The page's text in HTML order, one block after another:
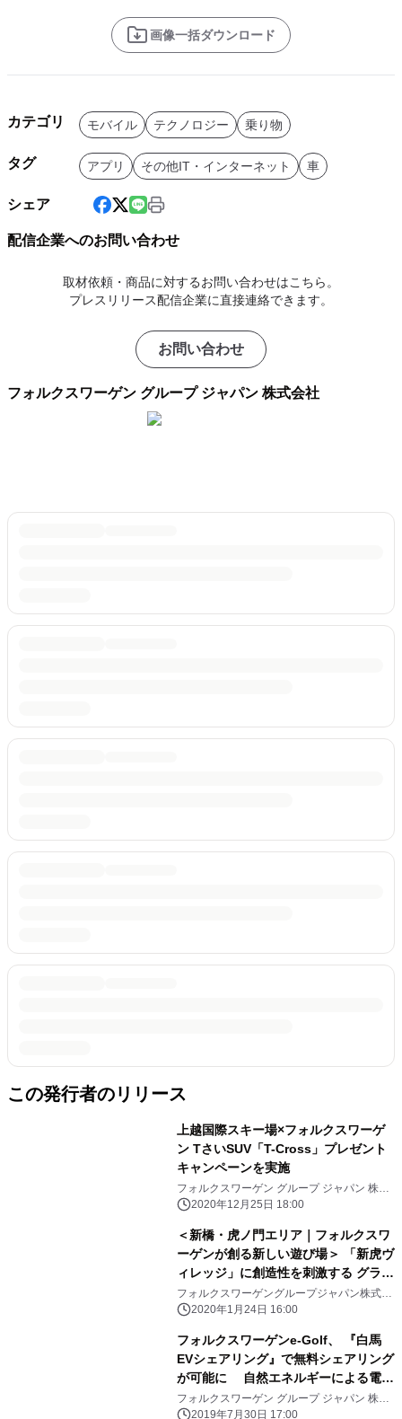
画像一括ダウンロード
カテゴリ モバイル テクノロジー 乗り物
タグ アプリ その他IT・インターネット 車
シェア
配信企業へのお問い合わせ
取材依頼・商品に対するお問い合わせはこちら。
プレスリリース配信企業に直接連絡できます。
お問い合わせ
フォルクスワーゲン グループ ジャパン 株式会社
この発行者のリリース
上越国際スキー場×フォルクスワーゲ
ン TさいSUV「T-Cross」プレゼント
キャンペーンを実施
フォルクスワーゲン グループ ジャパン 株式
会社2020年12月25日 18:00
＜新橋・虎ノ門エリア｜フォルクスワ
ーゲンが創る新しい遊び場＞ 「新虎ヴ
ィレッジ」に創造性を刺激する グラフ
ィティアートを描ける“フリーウォー
ル”が登場！
フォルクスワーゲングループジャパン株式会
社 2020年1月24日 16:00
フォルクスワーゲンe-Golf、 『白馬
EVシェアリング』で無料シェアリング
が可能に 自然エネルギーによる電力
自給96%の白馬村でCO2フリー走行実
現
フォルクスワーゲン グループ ジャパン 株式
会社2019年7月30日 17:00